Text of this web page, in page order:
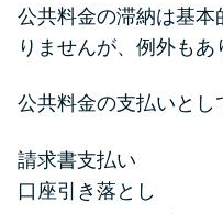
公共料金の滞納は基
りませんが、例外もあ
公共料金の支払いとし
請求書支払い
口座引き落とし